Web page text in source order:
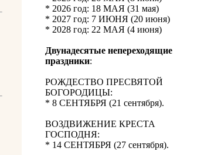
* 2026 год: 18 МАЯ (31 мая)
* 2027 год: 7 ИЮНЯ (20 июня)
* 2028 год: 22 МАЯ (4 июня)
Двунадесятые непереходящие
праздники:
РОЖДЕСТВО ПРЕСВЯТОЙ
БОГОРОДИЦЫ:
* 8 СЕНТЯБРЯ (21 сентября).
ВОЗДВИЖЕНИЕ КРЕСТА
ГОСПОДНЯ:
* 14 СЕНТЯБРЯ (27 сентября).